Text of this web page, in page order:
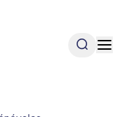
Open